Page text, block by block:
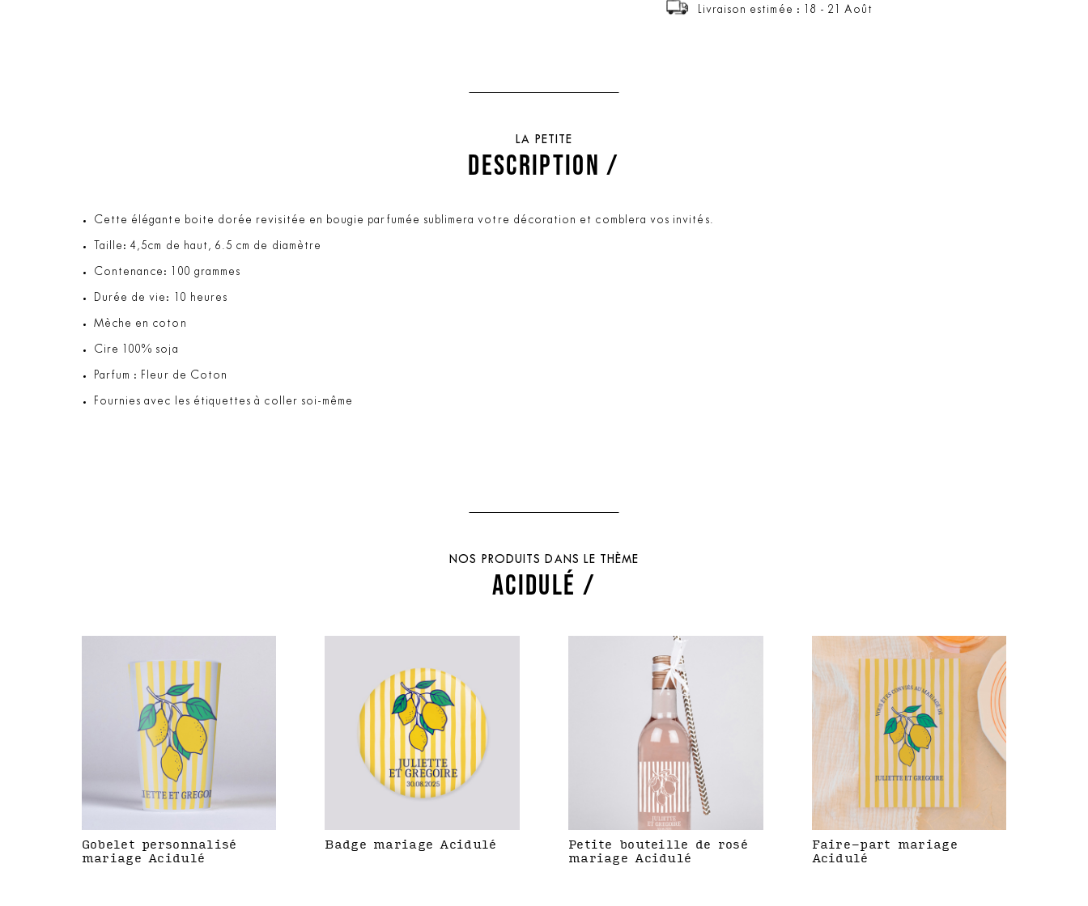
Livraison estimée : 18 - 21 Août
LA PETITE
DESCRIPTION /
Cette élégante boite dorée revisitée en bougie parfumée sublimera votre décoration et comblera vos invités.
Taille: 4,5cm de haut, 6.5 cm de diamètre
Contenance: 100 grammes
Durée de vie: 10 heures
Mèche en coton
Cire 100% soja
Parfum : Fleur de Coton
Fournies avec les étiquettes à coller soi-même
NOS PRODUITS DANS LE THÈME
ACIDULÉ /
Gobelet personnalisé
mariage Acidulé
Badge mariage Acidulé
Petite bouteille de rosé
mariage Acidulé
Faire-part mariage
Acidulé